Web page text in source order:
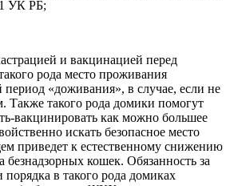
УК РБ;
и вакцинацией перед
рода место проживания
период «доживания», в случае, если не
Также такого рода домики помогут
вакцинировать как можно большее
искать безопасное место
приведет к естественному снижению
безнадзорных кошек. Обязанность за
в такого рода домиках